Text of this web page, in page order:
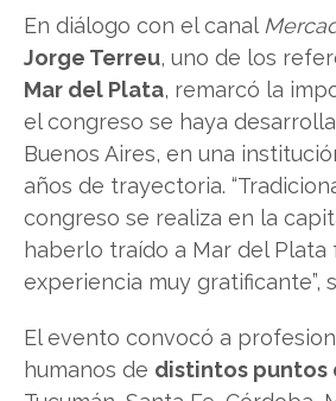
En diálogo con el canal
Jorge Terreu, uno de los
Mar del Plata, remarcó la
el congreso se haya
Buenos Aires, en una
años de trayectoria.
congreso se realiza en la
haberlo traído a Mar del Plata
experiencia muy gratificante”,
El evento convocó a
humanos de distintos puntos